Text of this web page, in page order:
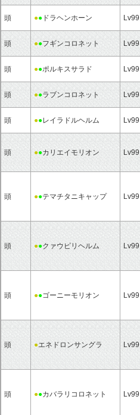
頭 ●● ドラヘンホーン Lv99
頭 ●●フギンコロネット Lv99
頭 ●●ポルキスサラド Lv99
頭 ●●ラブンコロネット Lv99
頭 ●●レイラドルヘルム Lv99
頭 ●●カリエイモリオン Lv99
頭 ●●テマチタニキャップ Lv99
頭 ●●クァウピリヘルム Lv99
頭 ●●ゴーニーモリオン Lv99
頭 ●エネドロンサングラ Lv99
頭 ●●カバラリコロネット Lv99